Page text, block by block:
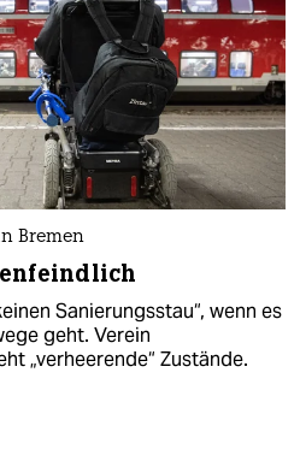
Bremen
Sanierungsstau“, wenn es
geht. Verein
„verheerende“ Zustände.